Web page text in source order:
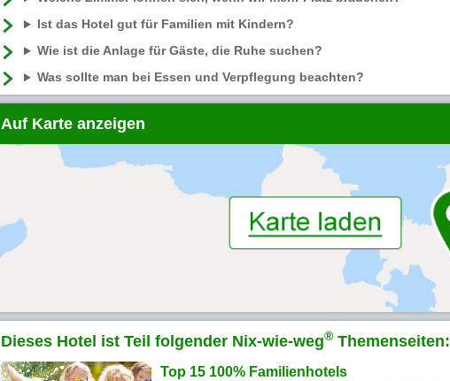
Ist das Hotel gut für Familien mit Kindern?
Wie ist die Anlage für Gäste, die Ruhe suchen?
Was sollte man bei Essen und Verpflegung beachten?
Auf Karte anzeigen
Dieses Hotel ist Teil folgender Nix-wie-weg® Themenseiten:
Top 15 100% Familienhotels